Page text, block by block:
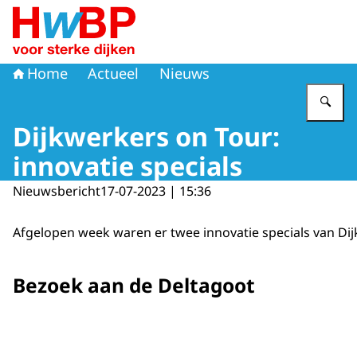
Naar de homepage van
Home Actueel Nieuws
Dijkwerkers on Tour:
innovatie specials
Nieuwsbericht17-07-2023 | 15:36
Afgelopen week waren er twee innovatie specials van
Bezoek aan de Deltagoot